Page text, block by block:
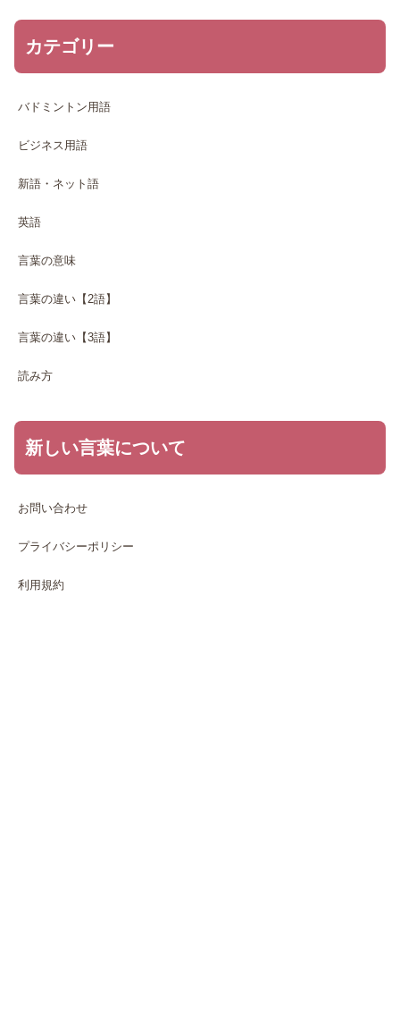
カテゴリー
バドミントン用語
ビジネス用語
新語・ネット語
英語
言葉の意味
言葉の違い【2語】
言葉の違い【3語】
読み方
新しい言葉について
お問い合わせ
プライバシーポリシー
利用規約